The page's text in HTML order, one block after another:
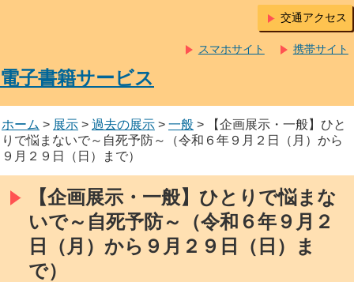
交通アクセス
携帯サイト
スマホサイト
電子書籍サービス
ホーム > 展示 > 過去の展示 > 一般 > 【企画展示・一般】ひと
りで悩まないで～自死予防～（令和６年９月２日（月）から
９月２９日（日）まで）
【企画展示・一般】ひとりで悩まな
いで～自死予防～（令和６年９月２
日（月）から９月２９日（日）ま
で）